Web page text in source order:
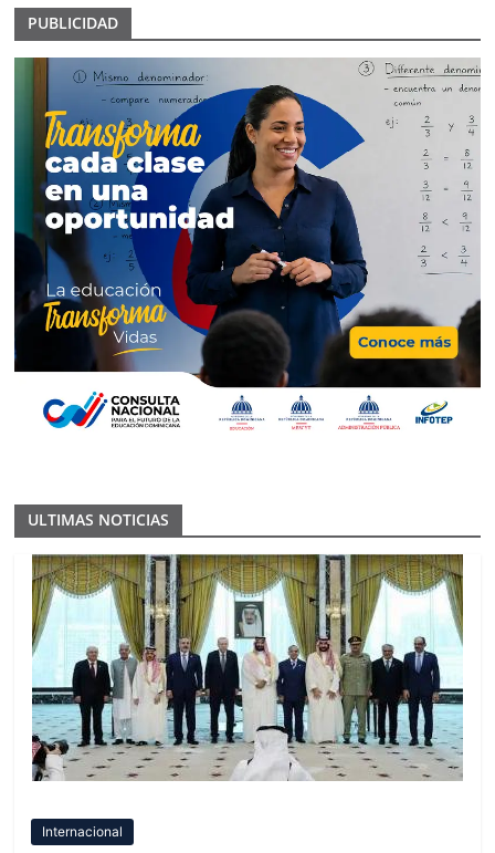
PUBLICIDAD
ULTIMAS NOTICIAS
Internacional